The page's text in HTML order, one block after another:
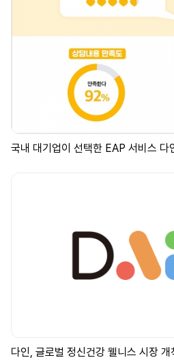
국내 대기업이 선택한 EAP 서비스
다인, 글로벌 정신건강 웰니스 시장